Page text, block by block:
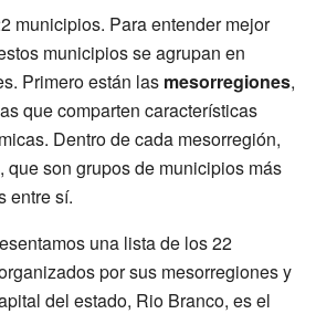
municipios. Para entender mejor
municipios se agrupan en
Primero están las mesorregiones,
que comparten características
Dentro de cada mesorregión,
, que son grupos de municipios más
entre sí.
una lista de los 22
por sus mesorregiones y
del estado, Rio Branco, es el